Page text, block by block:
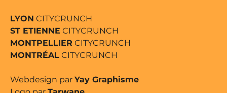
LYON CITYCRUNCH
ST ETIENNE CITYCRUNCH
MONTPELLIER CITYCRUNCH
MONTRÉAL CITYCRUNCH
Webdesign par Yay Graphisme